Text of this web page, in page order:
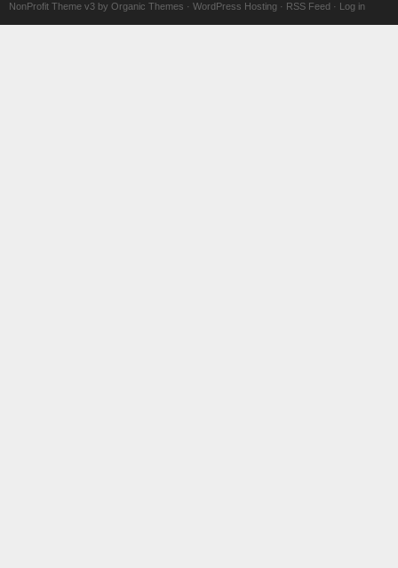
NonProfit Theme v3 by Organic Themes · WordPress Hosting · RSS Feed · Log in